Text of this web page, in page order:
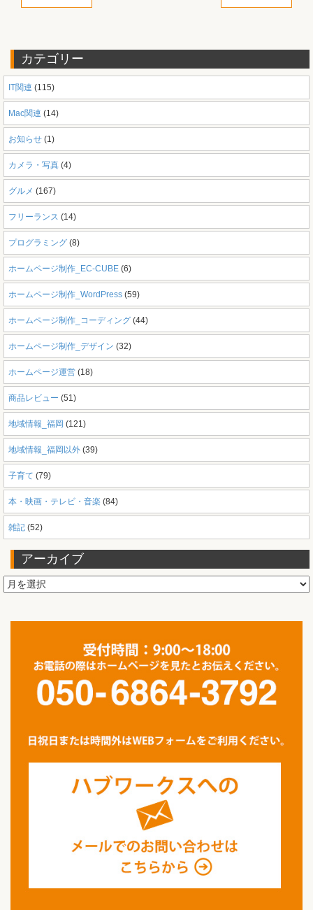
カテゴリー
IT関連 (115)
Mac関連 (14)
お知らせ (1)
カメラ・写真 (4)
グルメ (167)
フリーランス (14)
プログラミング (8)
ホームページ制作_EC-CUBE (6)
ホームページ制作_WordPress (59)
ホームページ制作_コーディング (44)
ホームページ制作_デザイン (32)
ホームページ運営 (18)
商品レビュー (51)
地域情報_福岡 (121)
地域情報_福岡以外 (39)
子育て (79)
本・映画・テレビ・音楽 (84)
雑記 (52)
アーカイブ
ア
ー
イ